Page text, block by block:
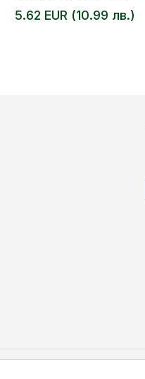
5.62 EUR (10.99 лв.)